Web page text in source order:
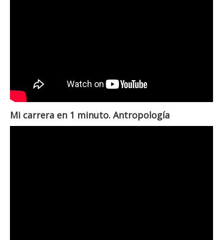
Mi carrera en 1 minuto. Antropología